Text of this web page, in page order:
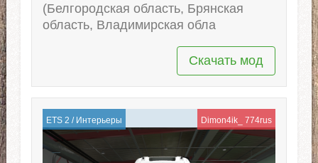
(Белгородская область, Брянская
область, Владимирская обла
Скачать мод
ETS 2 / Интерьеры Dimon4ik_ 774rus